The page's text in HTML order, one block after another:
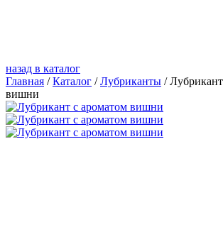
назад в каталог
Главная /Каталог /Лубриканты /
вишни